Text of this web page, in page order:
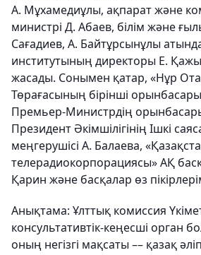
А. Мұхамедиұлы, ақпарат және
министрі Д. Абаев, білім және
Сағадиев, А. Байтұрсынұлы
институтының директоры Е.
жасады. Сонымен қатар, «Нұр
Төрағасының бірінші
Премьер-Министрдің
Президент Әкімшілігінің Ішкі
меңгерушісі А. Балаева,
телерадиокорпорациясы» АҚ
Қарин және басқалар өз
Анықтама: Ұлттық комиссия
консультативтік-кеңесші орган
оның негізгі мақсаты –– қазақ